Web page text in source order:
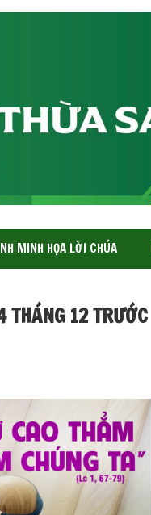
MINH HỌA LỜI CHÚA
THÁNG 12 TRƯỚC